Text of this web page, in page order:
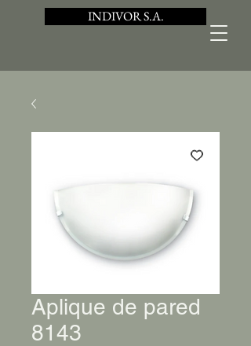
INDIVOR S.A.
Aplique de pared
8143